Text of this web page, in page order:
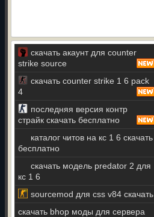
скачать акаунт для counter
strike source
скачать counter strike 1 6 pack
4
последняя версия контр
страйк скачать бесплатно
каталог читов на кс 1 6 скачать
бесплатно
скачать модель predator 2 для
кс 1 6
sourcemod для css v84 скачать
скачать bhop моды для сервера